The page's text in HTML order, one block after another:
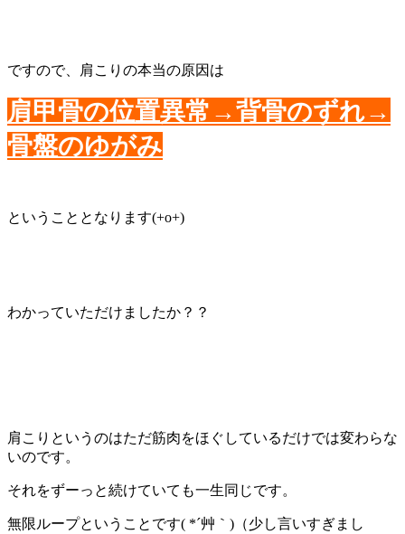
ですので、肩こりの本当の原因は
肩甲骨の位置異常→背骨のずれ→
骨盤のゆがみ
ということとなります(+o+)
わかっていただけましたか？？
肩こりというのはただ筋肉をほぐしているだけでは変わらな
いのです。
それをずーっと続けていても一生同じです。
無限ループということです( *´艸｀)（少し言いすぎまし